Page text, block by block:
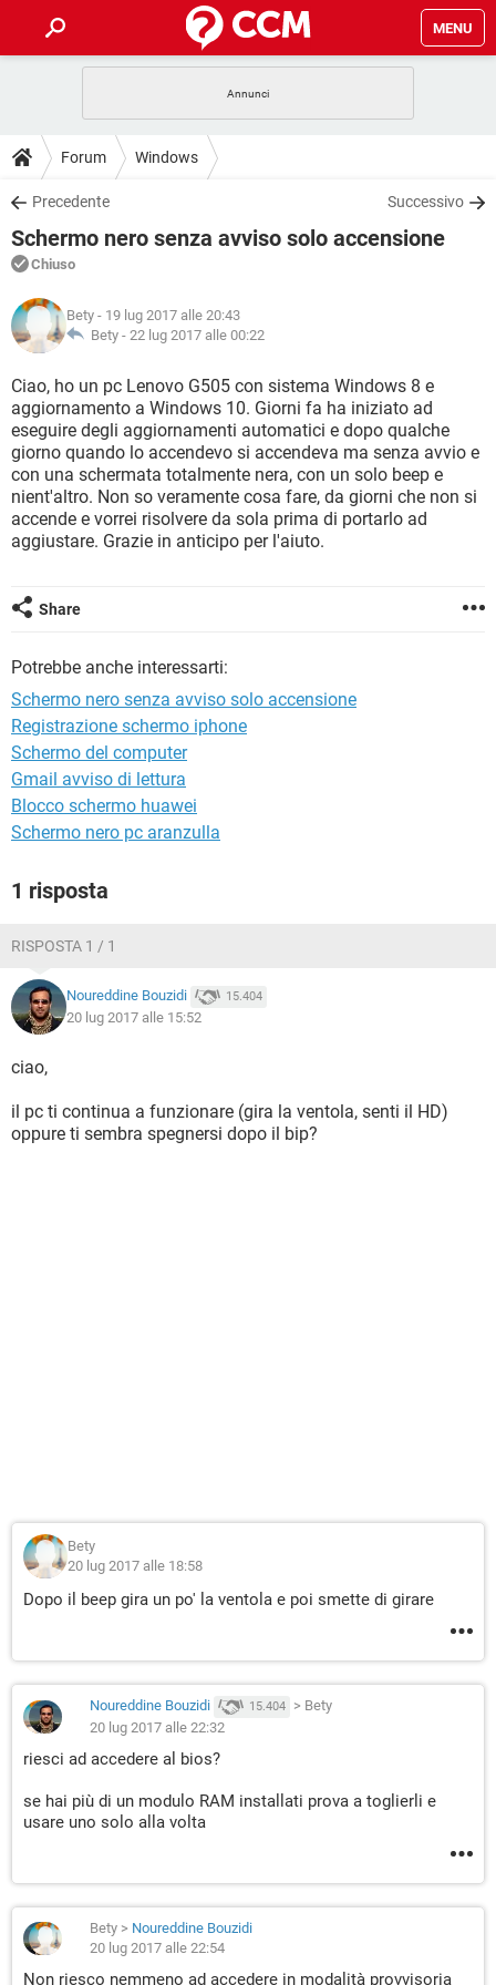
MENU
INTRATTENIMENTO
iOS
INSTAGRAM WHATSAPP
TIKTOK
HARDWARE
GUIDE
COVID-19
iOS
INSTAGRAM
TIKTOK
DOWNLOAD
COVID-19 GAMING
INTRATTENIMENTO
iOS
INSTAGRAM
TIKTOK FACEBOOK
HARDWARE
FORUM
COVID-19
INTRATTENIMENTO
INSTAGRAM WHATSAPP
TIKTOK FACEBOOK
HARDWARE
GLOSSARIO
COVID-19
INTRATTENIMENTO ANDROID
iOS WINDOWS 10
INSTAGRAM
TIKTOK FACEBOOK
HARDWARE
Forum Windows
Precedente Successivo
Schermo nero senza avviso solo accensione
Chiuso
Bety - 19 lug 2017 alle 20:43
Bety - 22 lug 2017 alle 00:22
Ciao, ho un pc Lenovo G505 con sistema Windows 8 e
aggiornamento a Windows 10. Giorni fa ha iniziato ad
eseguire degli aggiornamenti automatici e dopo qualche
giorno quando lo accendevo si accendeva ma senza avvio e
con una schermata totalmente nera, con un solo beep e
nient'altro. Non so veramente cosa fare, da giorni che non si
accende e vorrei risolvere da sola prima di portarlo ad
aggiustare. Grazie in anticipo per l'aiuto.
Share
Potrebbe anche interessarti:
Schermo nero senza avviso solo accensione
Registrazione schermo iphone
Schermo del computer
Gmail avviso di lettura
Blocco schermo huawei
Schermo nero pc aranzulla
1 risposta
RISPOSTA 1 / 1
Noureddine Bouzidi 15.404
20 lug 2017 alle 15:52
ciao,
il pc ti continua a funzionare (gira la ventola, senti il HD)
oppure ti sembra spegnersi dopo il bip?
Bety
20 lug 2017 alle 18:58
Dopo il beep gira un po' la ventola e poi smette di girare
Noureddine Bouzidi 15.404 > Bety
20 lug 2017 alle 22:32
riesci ad accedere al bios?
se hai più di un modulo RAM installati prova a toglierli e
usare uno solo alla volta
Bety > Noureddine Bouzidi
20 lug 2017 alle 22:54
Non riesco nemmeno ad accedere in modalità provvisoria